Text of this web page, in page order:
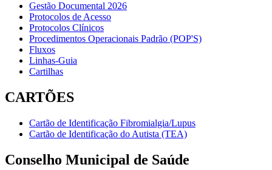
Gestão Documental 2026
Protocolos de Acesso
Protocolos Clínicos
Procedimentos Operacionais Padrão (POP'S)
Fluxos
Linhas-Guia
Cartilhas
CARTÕES
Cartão de Identificação Fibromialgia/Lupus
Cartão de Identificação do Autista (TEA)
Conselho Municipal de Saúde